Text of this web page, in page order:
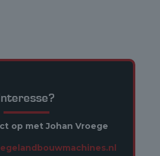
Interesse?
op met Johan Vroege